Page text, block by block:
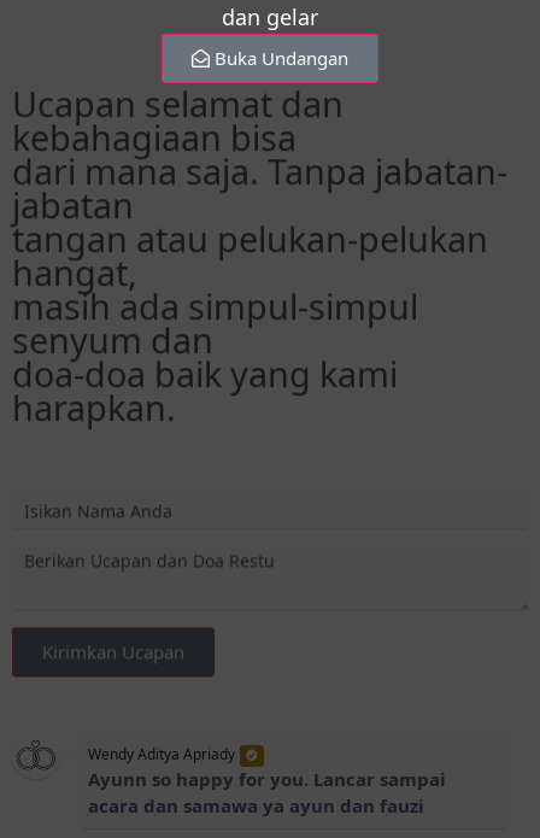
Ucapan selamat dan
kebahagiaan bisa
dari mana saja. Tanpa jabatan-
jabatan
tangan atau pelukan-pelukan
hangat,
masih ada simpul-simpul
senyum dan
doa-doa baik yang kami
harapkan.
Ayunn so happy for you. Lancar sampai
Nindi
Selamat dan lancar sampe hari H nya ya
fauzii
dan gelar
Buka Undangan